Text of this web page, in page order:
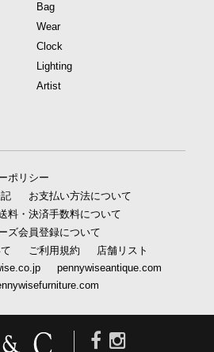
Bag
Wear
Clock
Lighting
Artist
ポリシー
お支払い方法について
料・決済手数料について
ズ会員登録について
ご利用規約
店舗リスト
pennywiseantique.com